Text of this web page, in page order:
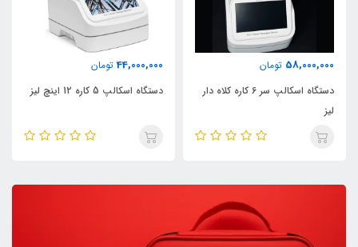
58,000,000 تومان
دستگاه اسکالپ سر 6 کاره کلاه دار
لیز
44,000,000 تومان
دستگاه اسکالپ 5 کاره 12 اینچ لیز